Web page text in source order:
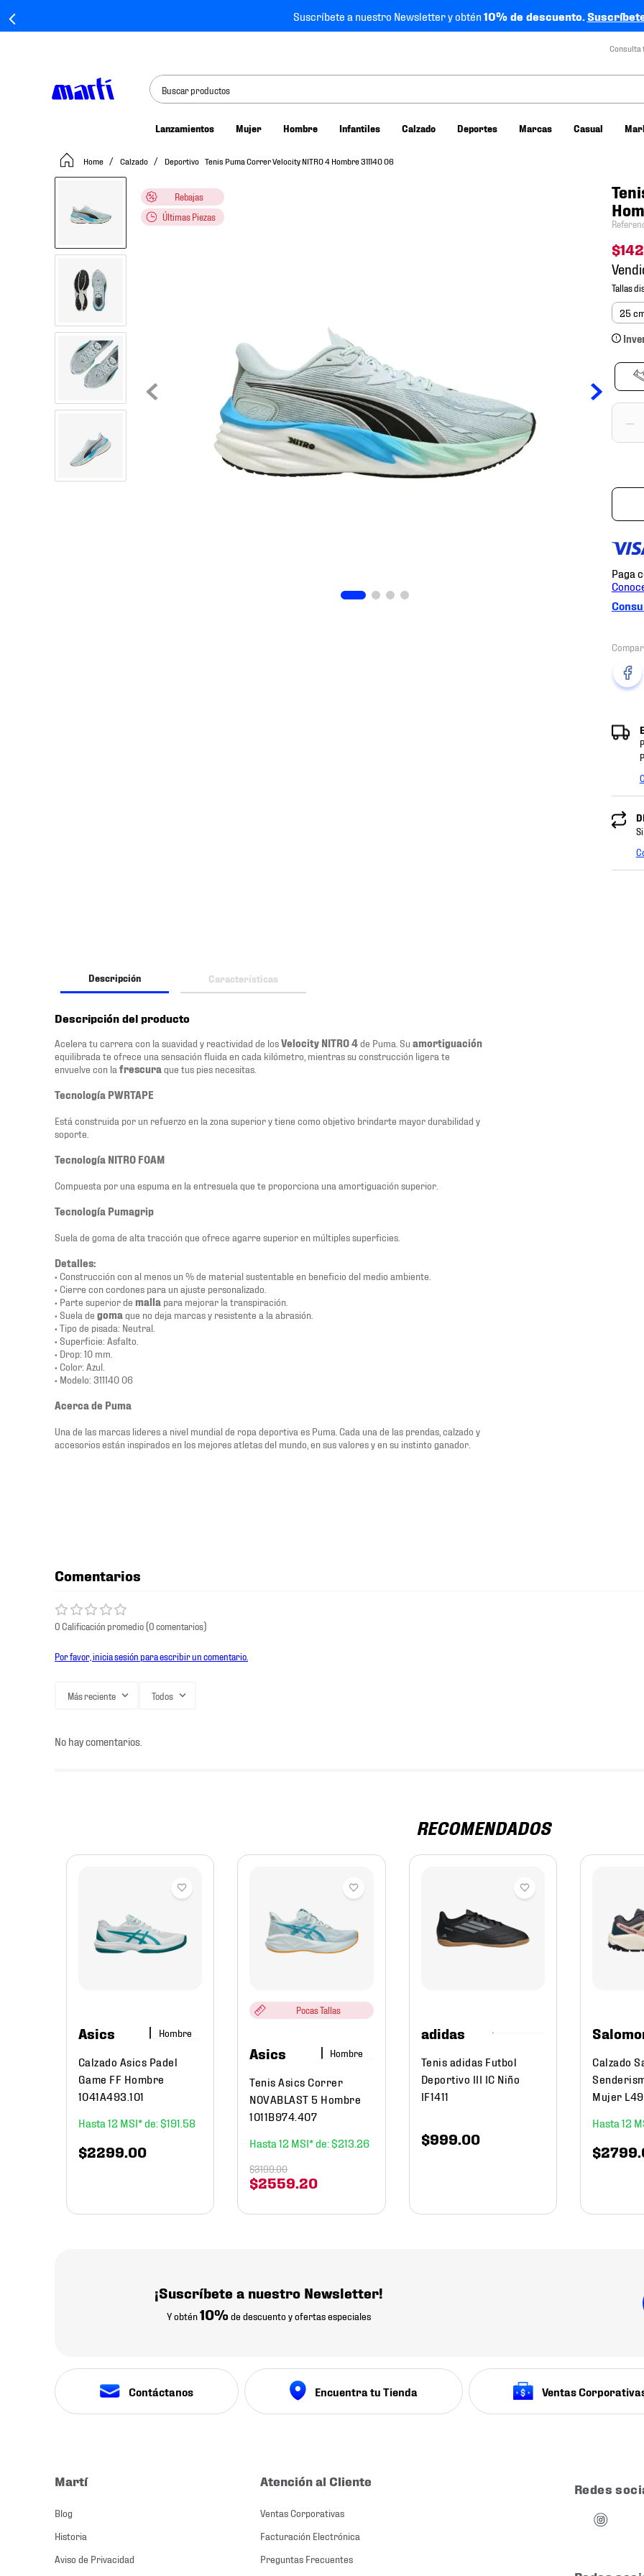
Suscríbete a nuestro Newsletter y obtén10% de descuento.
Consulta
Buscar productos
Lanzamientos Mujer Hombre Infantiles Calzado Deportes Marcas Casual
Calzado Deportivo Tenis Puma Correr Velocity NITRO 4 Hombre 311140 06
Rebajas
Últimas Piezas
$
25
－
Descripción Características
Descripción del producto
Acelera tu carrera con la suavidad y reactividad de losVelocity NITRO 4de Puma. Su amortiguación
equilibrada te ofrece una sensación fluida en cada kilómetro, mientras su construcción ligera te
envuelve con la frescura que tus pies necesitas.
Tecnología PWRTAPE
Está construida por un refuerzo en la zona superior y tiene como objetivo brindarte mayor durabilidad y
soporte.
Tecnología NITRO FOAM
Compuesta por una espuma en la entresuela que te proporciona una amortiguación superior.
Tecnología Pumagrip
Suela de goma de alta tracción que ofrece agarre superior en múltiples superficies.
Detalles:
• Construcción con al menos un % de material sustentable en beneficio del medio ambiente.
• Cierre con cordones para un ajuste personalizado.
• Parte superior de malla para mejorar la transpiración.
• Suela de goma que no deja marcas y resistente a la abrasión.
• Tipo de pisada: Neutral.
• Superficie: Asfalto.
• Drop: 10 mm.
• Color: Azul.
• Modelo: 311140 06
Acerca de Puma
Una de las marcas lideres a nivel mundial de ropa deportiva es Puma. Cada una de las prendas, calzado y
accesorios están inspirados en los mejores atletas del mundo, en sus valores y en su instinto ganador.
Comentarios
0 Calificación promedio(0 comentarios)
Por favor, inicia sesión para escribir un comentario.
Más reciente Todos
No hay comentarios.
RECOMENDADOS
Asics Hombre
Calzado Asics Padel
Game FF Hombre
1041A493.101
12
$191 58
$2299.00
Pocas Tallas
Asics Hombre
Tenis Asics Correr
NOVABLAST 5 Hombre
1011B974.407
12
$213 26
$2559.20
$3199.00
adidas
Tenis adidas Futbol
Deportivo III IC Niño
IF1411
$999.00
Calzado
Mujer
12
$2799.
¡Suscríbete a nuestro Newsletter!
Y obtén10% de descuento y ofertas especiales
Contáctanos Encuentra tu Tienda Ventas
Martí
Blog
Historia
Aviso de Privacidad
Atención al Cliente
Ventas Corporativas
Facturación Electrónica
Preguntas Frecuentes
Redes
tenis mujer
tenis niño